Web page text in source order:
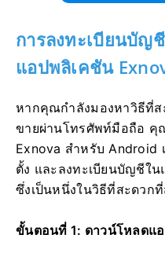
การลงทะเบียนบัญ
แอปพลิเคชัน
หากคุณกำลังมองหาวิธีที่ส
ขายผ่านโทรศัพท์มือถือ คุ
Exnova สำหรับ Android
ตั้ง และลงทะเบียนบัญชีใ
ซึ่งเป็นหนึ่งในวิธีที่สะดวก
ขั้นตอนที่ 1: ดาวน์โหลดแ